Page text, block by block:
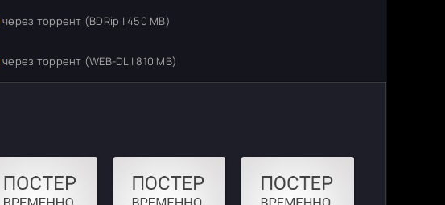
через торрент (BDRip | 450 MB)
через торрент (WEB-DL | 810 MB)